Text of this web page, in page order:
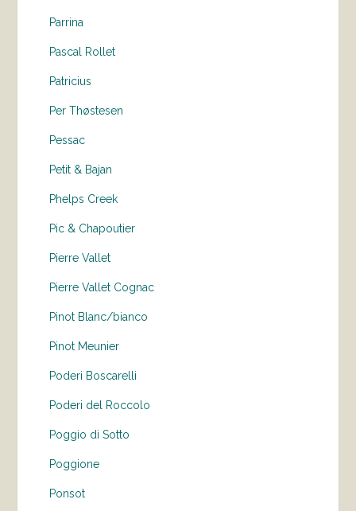
Parrina
Pascal Rollet
Patricius
Per Thøstesen
Pessac
Petit & Bajan
Phelps Creek
Pic & Chapoutier
Pierre Vallet
Pierre Vallet Cognac
Pinot Blanc/bianco
Pinot Meunier
Poderi Boscarelli
Poderi del Roccolo
Poggio di Sotto
Poggione
Ponsot